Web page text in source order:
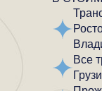
Все